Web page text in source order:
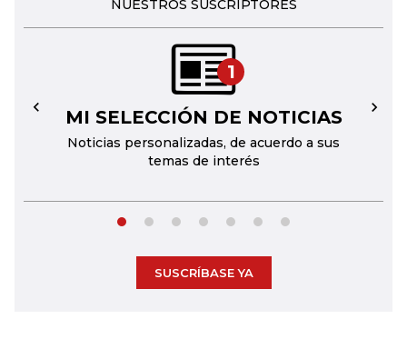
NUESTROS SUSCRIPTORES
1
MI SELECCIÓN DE NOTICIAS
Noticias personalizadas, de acuerdo a sus
temas de interés
← →
SUSCRÍBASE YA